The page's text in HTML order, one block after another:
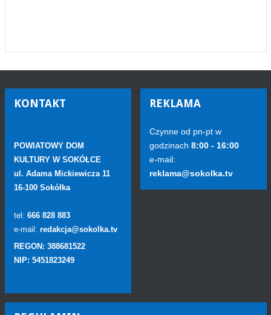
KONTAKT
POWIATOWY DOM
KULTURY W SOKÓŁCE
ul. Adama Mickiewicza 11
16-100 Sokółka
tel: 666 828 883
e-mail: redakcja@sokolka.tv
REGON: 388681522
NIP: 5451823249
REKLAMA
Czynne od pn-pt w
godzinach 8:00 - 16:00
e-mail:
reklama@sokolka.tv